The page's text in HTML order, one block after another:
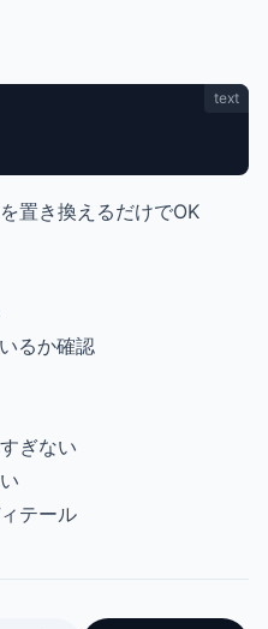
text
置き換えるだけでOK
るか確認
ぎない
テール